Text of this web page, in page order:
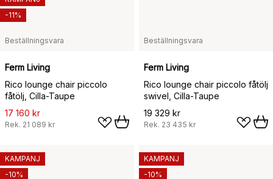
Beställningsvara
Ferm Living
Rico lounge chair piccolo
fåtölj, Cilla-Taupe
17 160 kr
Rek. 21 089 kr
-11%
Beställningsvara
Ferm Living
Rico lounge chair piccolo fåtölj
swivel, Cilla-Taupe
19 329 kr
Rek. 23 435 kr
KAMPANJ
-10%
KAMPANJ
-10%